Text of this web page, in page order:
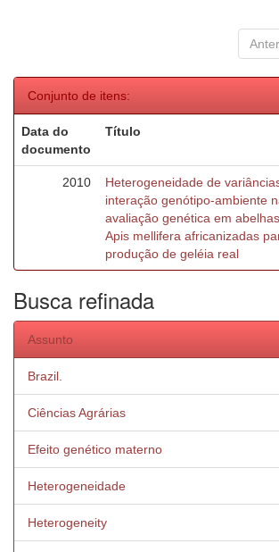
Conjunto de itens:
Data do
documento
Título
2010
Heterogeneidade de
interação genótipo-ambiente
avaliação genética em abelhas
Apis mellifera africanizadas
produção de geléia real
Busca refinada
Assunto
Brazil.
Ciências Agrárias
Efeito genético materno
Heterogeneidade
Heterogeneity